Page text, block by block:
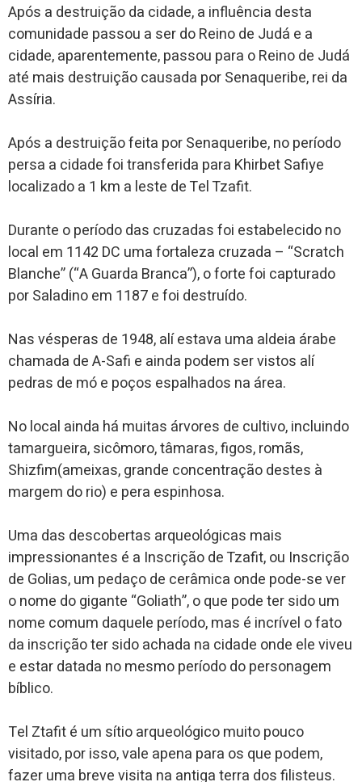
Após a destruição da cidade, a influência desta
comunidade passou a ser do Reino de Judá e a
cidade, aparentemente, passou para o Reino de Judá
até mais destruição causada por Senaqueribe, rei da
Assíria.
Após a destruição feita por Senaqueribe, no período
persa a cidade foi transferida para Khirbet Safiye
localizado a 1 km a leste de Tel Tzafit.
Durante o período das cruzadas foi estabelecido no
local em 1142 DC uma fortaleza cruzada – “Scratch
Blanche” (“A Guarda Branca”), o forte foi capturado
por Saladino em 1187 e foi destruído.
Nas vésperas de 1948, alí estava uma aldeia árabe
chamada de A-Safi e ainda podem ser vistos alí
pedras de mó e poços espalhados na área.
No local ainda há muitas árvores de cultivo, incluindo
tamargueira, sicômoro, tâmaras, figos, romãs,
Shizfim(ameixas, grande concentração destes à
margem do rio) e pera espinhosa.
Uma das descobertas arqueológicas mais
impressionantes é a Inscrição de Tzafit, ou Inscrição
de Golias, um pedaço de cerâmica onde pode-se ver
o nome do gigante “Goliath”, o que pode ter sido um
nome comum daquele período, mas é incrível o fato
da inscrição ter sido achada na cidade onde ele viveu
e estar datada no mesmo período do personagem
bíblico.
Tel Ztafit é um sítio arqueológico muito pouco
visitado, por isso, vale apena para os que podem,
fazer uma breve visita na antiga terra dos filisteus.